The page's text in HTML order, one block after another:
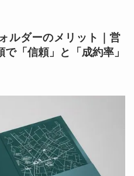
ルダーのメリット｜営
「信頼」と「成約率」